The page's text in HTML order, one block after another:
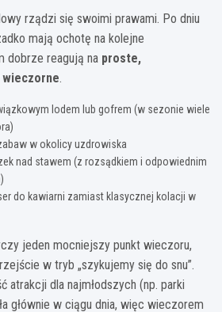
rządzi się swoimi prawami. Po dniu
mają ochotę na kolejne
dobrze reagują na proste,
wieczorne.
lodem lub gofrem (w sezonie wiele
w okolicy uzdrowiska
nad stawem (z rozsądkiem i odpowiednim
do kawiarni zamiast klasycznej kolacji w
jeden mocniejszy punkt wieczoru,
w tryb „szykujemy się do snu”.
atrakcji dla najmłodszych (np. parki
głównie w ciągu dnia, więc wieczorem